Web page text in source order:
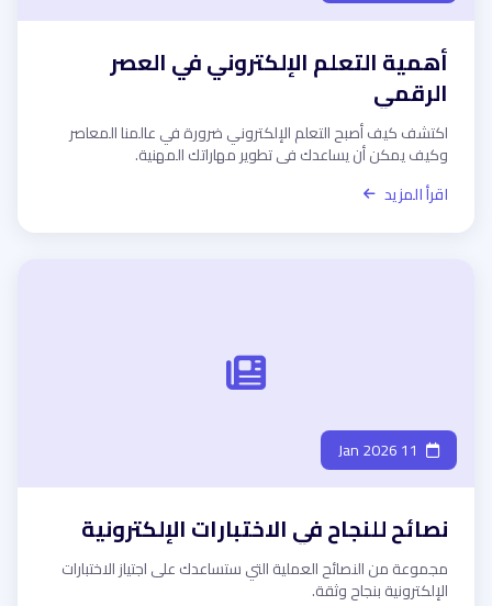
أهمية التعلم الإلكتروني في العصر
الرقمي
اكتشف كيف أصبح التعلم الإلكتروني ضرورة في عالمنا المعاصر
وكيف يمكن أن يساعدك في تطوير مهاراتك المهنية.
اقرأ المزيد
نصائح للنجاح في الاختبارات الإلكترونية
مجموعة من النصائح العملية التي ستساعدك على اجتياز الاختبارات
الإلكترونية بنجاح وثقة.